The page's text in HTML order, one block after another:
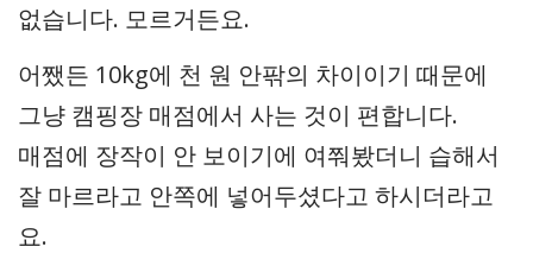
없습니다. 모르거든요.
어쨌든 10kg에 천 원 안팎의 차이이기 때문에
그냥 캠핑장 매점에서 사는 것이 편합니다.
매점에 장작이 안 보이기에 여쭤봤더니 습해서
잘 마르라고 안쪽에 넣어두셨다고 하시더라고
요.